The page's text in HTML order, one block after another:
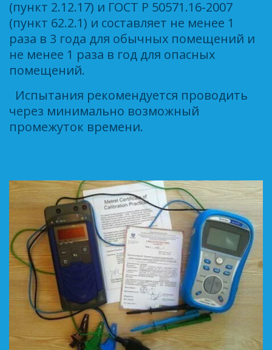
(пункт 2.12.17) и ГОСТ Р 50571.16-2007
(пункт 62.2.1) и составляет не менее 1
раза в 3 года для обычных помещений и
не менее 1 раза в год для опасных
помещений.
через минимально возможный
промежуток времени.